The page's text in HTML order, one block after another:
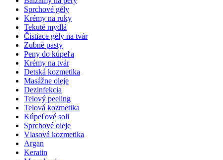
Sprchové gély
Krémy na ruky
Tekuté mydlá
Čistiace gély na tvár
Zubné pasty
Peny do kúpeľa
Krémy na tvár
Detská kozmetika
Masážne oleje
Dezinfekcia
Telový peeling
Telová kozmetika
Kúpeľové soli
Sprchové oleje
Vlasová kozmetika
Argan
Keratin